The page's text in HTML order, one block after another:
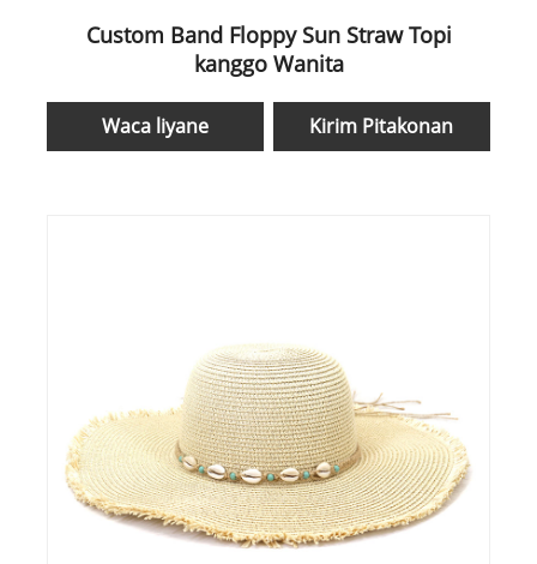
Custom Band Floppy Sun Straw Topi
kanggo Wanita
Waca liyane Kirim Pitakonan